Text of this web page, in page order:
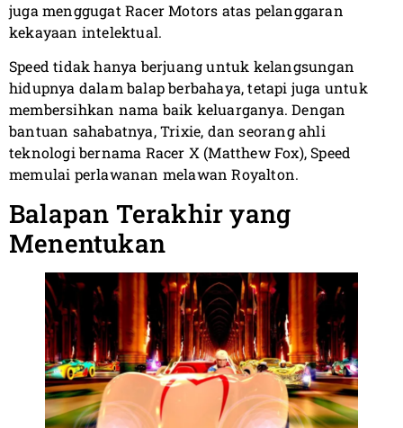
juga menggugat Racer Motors atas pelanggaran
kekayaan intelektual.
Speed tidak hanya berjuang untuk kelangsungan
hidupnya dalam balap berbahaya, tetapi juga untuk
membersihkan nama baik keluarganya. Dengan
bantuan sahabatnya, Trixie, dan seorang ahli
teknologi bernama Racer X (Matthew Fox), Speed
memulai perlawanan melawan Royalton.
Balapan Terakhir yang
Menentukan